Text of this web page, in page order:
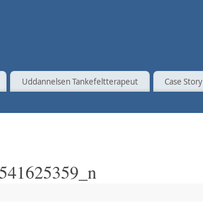
Uddannelsen Tankefeltterapeut Case Story